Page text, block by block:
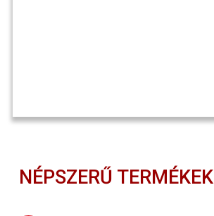
NÉPSZERŰ TERMÉKEK